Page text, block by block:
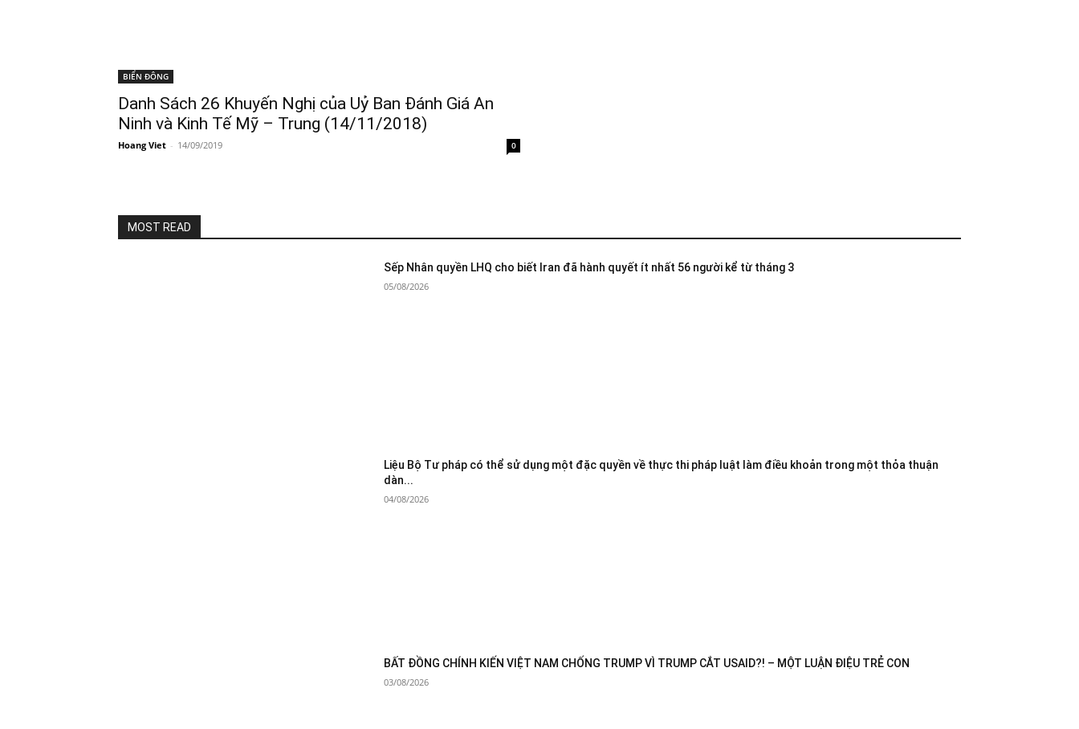
BIỂN ĐÔNG
Danh Sách 26 Khuyến Nghị của Uỷ Ban Đánh Giá An
Ninh và Kinh Tế Mỹ – Trung (14/11/2018)
Hoang Viet - 14/09/2019 0
MOST READ
Sếp Nhân quyền LHQ cho biết Iran đã hành quyết ít nhất 56 người kể từ tháng 3
05/08/2026
Liệu Bộ Tư pháp có thể sử dụng một đặc quyền về thực thi pháp luật làm điều khoản trong một thỏa thuận
dàn...
04/08/2026
BẤT ĐỒNG CHÍNH KIẾN VIỆT NAM CHỐNG TRUMP VÌ TRUMP CẮT USAID?! – MỘT LUẬN ĐIỆU TRẺ CON
03/08/2026